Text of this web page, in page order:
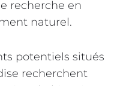
recherche en
naturel.
potentiels situés
recherchent